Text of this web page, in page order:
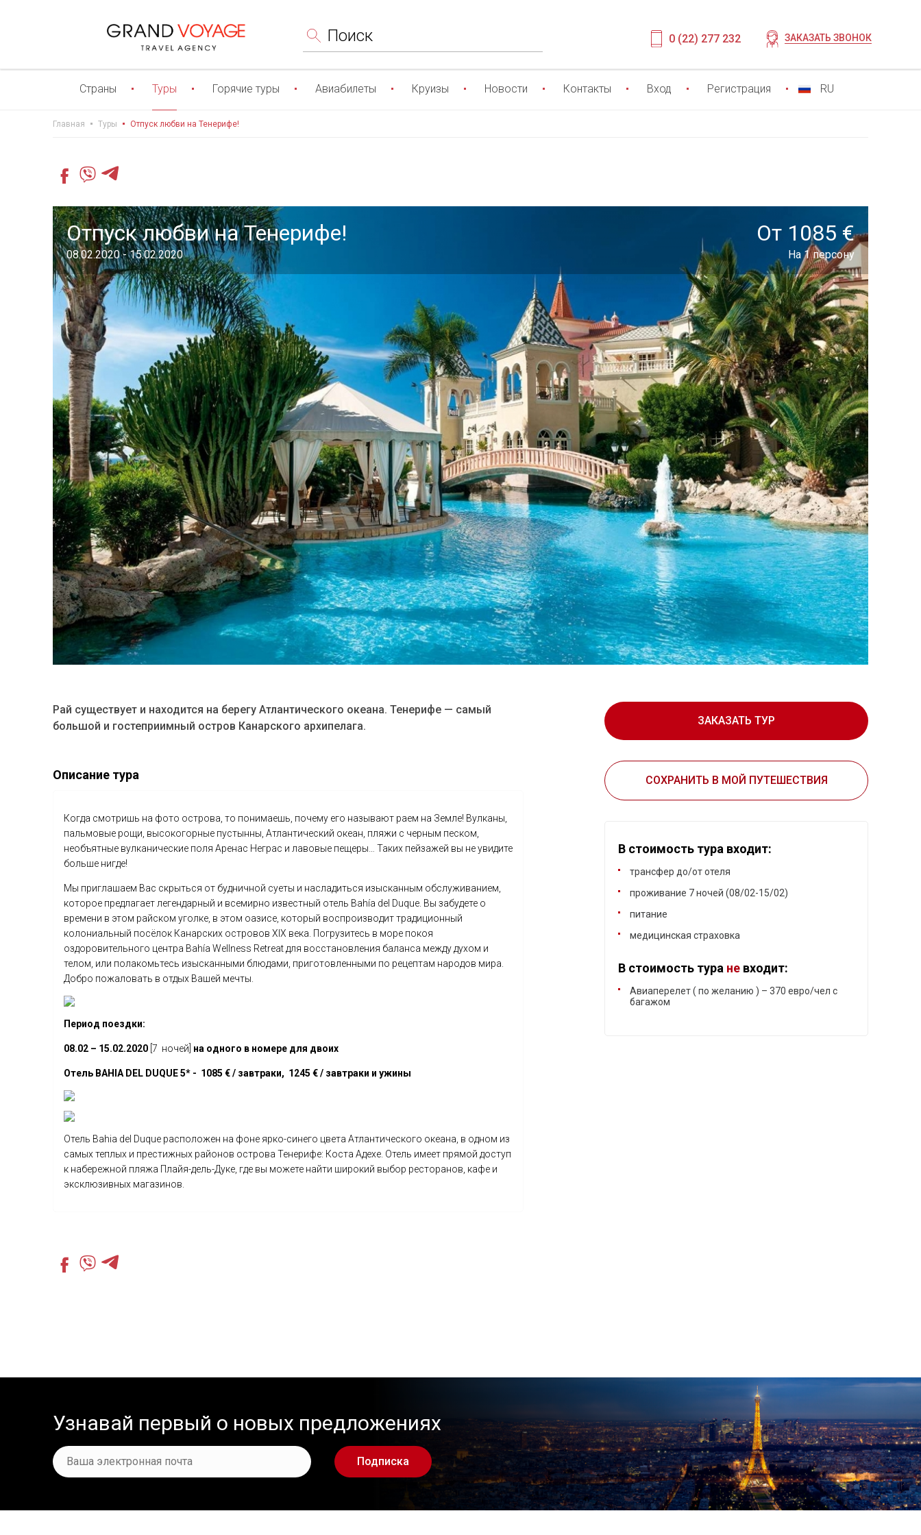
Поиск 0 (22) 277 232 ЗАКАЗАТЬ ЗВОНОК
Страны Туры Горячие туры Авиабилеты Круизы Новости Контакты Вход Регистрация RU
Главная Туры Отпуск любви на Тенерифе!
Отпуск любви на Тенерифе!
08.02.2020 - 15.02.2020
От 1085 €
На 1 персону
Рай существует и находится на берегу Атлантического океана. Тенерифе — самый
большой и гостеприимный остров Канарского архипелага.
Описание тура
Когда смотришь на фото острова, то понимаешь, почему его называют раем на Земле! Вулканы,
пальмовые рощи, высокогорные пустынны, Атлантический океан, пляжи с черным песком,
необъятные вулканические поля Аренас Неграс и лавовые пещеры… Таких пейзажей вы не увидите
больше нигде!
Мы приглашаем Вас скрыться от будничной суеты и насладиться изысканным обслуживанием,
которое предлагает легендарный и всемирно известный отель Bahía del Duque. Вы забудете о
времени в этом райском уголке, в этом оазисе, который воспроизводит традиционный
колониальный посёлок Канарских островов XIX века. Погрузитесь в море покоя
оздоровительного центра Bahía Wellness Retreat для восстановления баланса между духом и
телом, или полакомьтесь изысканными блюдами, приготовленными по рецептам народов мира.
Добро пожаловать в отдых Вашей мечты.
Период поездки:
08.02 – 15.02.2020 [7 ночей] на одного в номере для двоих
Отель BAHIA DEL DUQUE 5* - 1085 € / завтраки, 1245 € / завтраки и ужины
Отель Bahia del Duque расположен на фоне ярко-синего цвета Атлантического океана, в одном из
самых теплых и престижных районов острова Тенерифе: Коста Адехе. Отель имеет прямой доступ
к набережной пляжа Плайя-дель-Дуке, где вы можете найти широкий выбор ресторанов, кафе и
эксклюзивных магазинов.
ЗАКАЗАТЬ ТУР
СОХРАНИТЬ В МОЙ ПУТЕШЕСТВИЯ
В стоимость тура входит:
трансфер до/от отеля
проживание 7 ночей (08/02-15/02)
питание
медицинская страховка
В стоимость тура не входит:
Авиаперелет ( по желанию ) – 370 евро/чел с
багажом
Узнавай первый о новых предложениях
Подписка